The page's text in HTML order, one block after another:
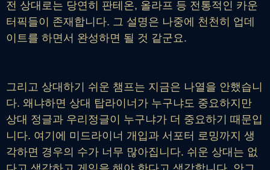
전 상대로는 당연히 판테온, 올라프 등 전통적인 카운
터픽들이 존재합니다. 그 설명은 나중에 천천히 업데
이트를 하면서 완성하면 될 것 같군요.
그리고 상대하기 쉬운 챔프는 지금은 나열을 안했습니
다. 왜냐하면 상대 탑라이너가 누구냐도 중요하지만
상대 정글과 우리정글이 누구냐가 더 중요하기 때문입
니다. 여기에 미드라이너 개입과 서포터 로밍까지 생
각하면 경우의 수가 너무 많아집니다. 쉬운 상대는 없